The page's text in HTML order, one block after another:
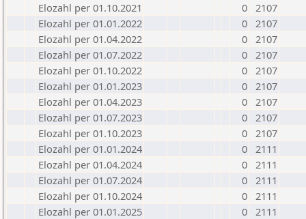
Elozahl per 01.10.2021
0 2107
Elozahl per 01.01.2022
0 2107
Elozahl per 01.04.2022
0 2107
Elozahl per 01.07.2022
0 2107
Elozahl per 01.10.2022
0 2107
Elozahl per 01.01.2023
0 2107
Elozahl per 01.04.2023
0 2107
Elozahl per 01.07.2023
0 2107
Elozahl per 01.10.2023
0 2107
Elozahl per 01.01.2024
0 2111
Elozahl per 01.04.2024
0 2111
Elozahl per 01.07.2024
0 2111
Elozahl per 01.10.2024
0 2111
Elozahl per 01.01.2025
0 2111